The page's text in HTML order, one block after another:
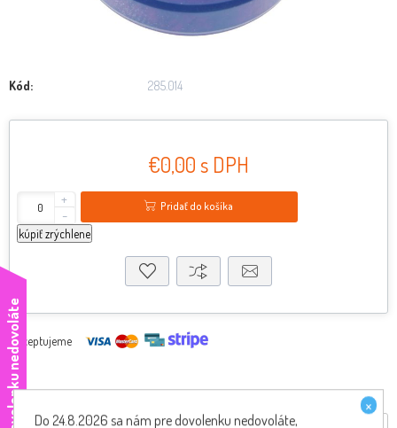
Kód: 285.014
€0,00 s DPH
+
-
Pridať do košíka
kúpiť zrýchlene
Akceptujeme
×
Do 24.8.2026 sa nám pre dovolenku nedovoláte,